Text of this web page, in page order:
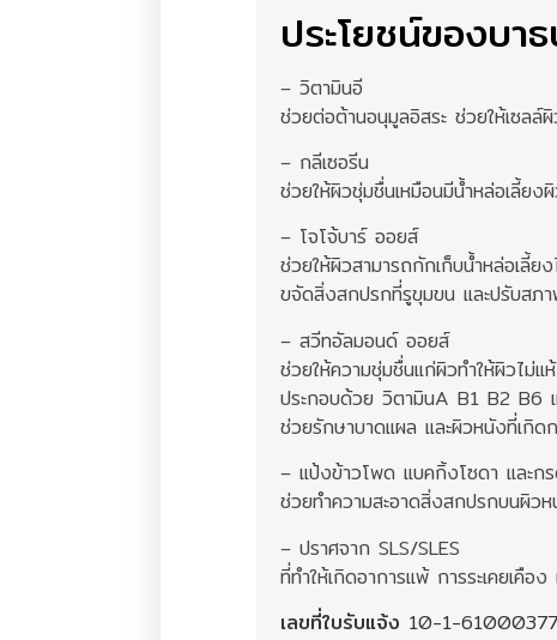
ประโยชน์ของบา
– วิตามินอี
ช่วยต่อต้านอนุมูลอิสระ ช่วยให้เซล
– กลีเซอรีน
ช่วยให้ผิวชุ่มชื่นเหมือนมีน้ำหล่อเลี้ยง
– โจโจ้บาร์ ออยส์
ช่วยให้ผิวสามารถกักเก็บน้ำหล่อเลี้ย
ขจัดสิ่งสกปรกที่รูขุมขน และปรับสภ
– สวีทอัลมอนด์ ออยส์
ช่วยให้ความชุ่มชื่นแก่ผิวทำให้ผิวไม่
ประกอบด้วย วิตามินA B1 B2 B6
ช่วยรักษาบาดแผล และผิวหนังที่เกิ
– แป้งข้าวโพด แบคกิ้งโซดา และกร
ช่วยทำความสะอาดสิ่งสกปรกบนผิว
– ปราศจาก SLS/SLES
ที่ทำให้เกิดอาการแพ้ การระเคยเคือ
เลขที่ใบรับแจ้ง 10-1-